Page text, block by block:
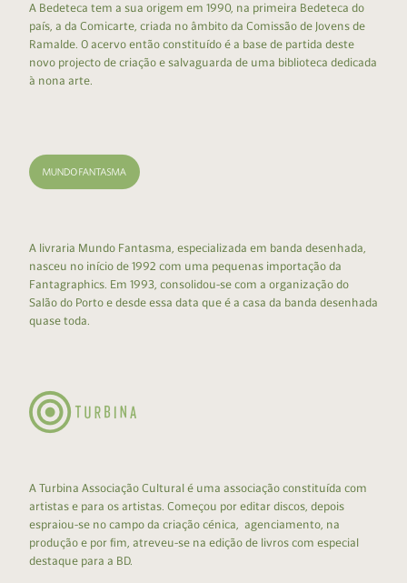
A Bedeteca tem a sua origem em 1990, na primeira Bedeteca do
país, a da Comicarte, criada no âmbito da Comissão de Jovens de
Ramalde. O acervo então constituído é a base de partida deste
novo projecto de criação e salvaguarda de uma biblioteca dedicada
à nona arte.
A livraria Mundo Fantasma, especializada em banda desenhada,
nasceu no início de 1992 com uma pequenas importação da
Fantagraphics. Em 1993, consolidou-se com a organização do
Salão do Porto e desde essa data que é a casa da banda desenhada
quase toda.
A Turbina Associação Cultural é uma associação constituída com
artistas e para os artistas. Começou por editar discos, depois
espraiou-se no campo da criação cénica, agenciamento, na
produção e por fim, atreveu-se na edição de livros com especial
destaque para a BD.